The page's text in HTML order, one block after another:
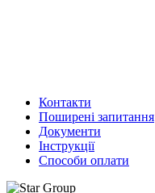
Контакти
Поширені запитання
Документи
Інструкції
Способи оплати